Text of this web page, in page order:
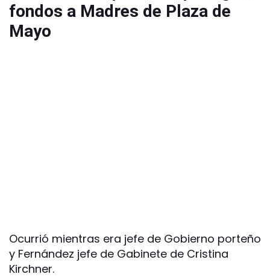
fondos a Madres de Plaza de
Mayo
Ocurrió mientras era jefe de Gobierno porteño
y Fernández jefe de Gabinete de Cristina
Kirchner.